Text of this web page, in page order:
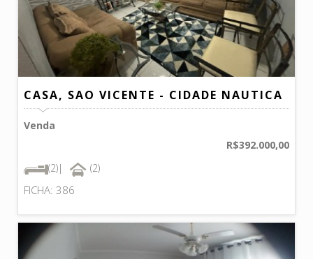
CASA, SAO VICENTE - CIDADE NAUTICA
Venda
R$392.000,00
(2)|
(2)
FICHA: 386